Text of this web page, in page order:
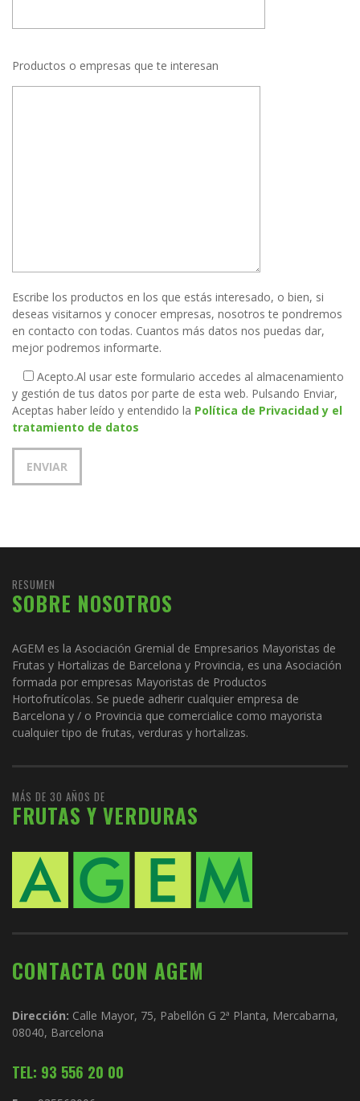
Productos o empresas que te interesan
Escribe los productos en los que estás interesado, o bien, si
deseas visitarnos y conocer empresas, nosotros te pondremos
en contacto con todas. Cuantos más datos nos puedas dar,
mejor podremos informarte.
Acepto.Al usar este formulario accedes al almacenamiento
y gestión de tus datos por parte de esta web. Pulsando Enviar,
Aceptas haber leído y entendido la Política de Privacidad y el
tratamiento de datos
RESUMEN
SOBRE NOSOTROS
AGEM es la Asociación Gremial de Empresarios Mayoristas de
Frutas y Hortalizas de Barcelona y Provincia, es una Asociación
formada por empresas Mayoristas de Productos
Hortofrutícolas. Se puede adherir cualquier empresa de
Barcelona y / o Provincia que comercialice como mayorista
cualquier tipo de frutas, verduras y hortalizas.
MÁS DE 30 AÑOS DE
FRUTAS Y VERDURAS
CONTACTA CON AGEM
Dirección: Calle Mayor, 75, Pabellón G 2ª Planta, Mercabarna,
08040, Barcelona
TEL: 93 556 20 00